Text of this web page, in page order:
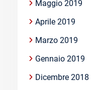
Maggio 2019
Aprile 2019
Marzo 2019
Gennaio 2019
Dicembre 2018